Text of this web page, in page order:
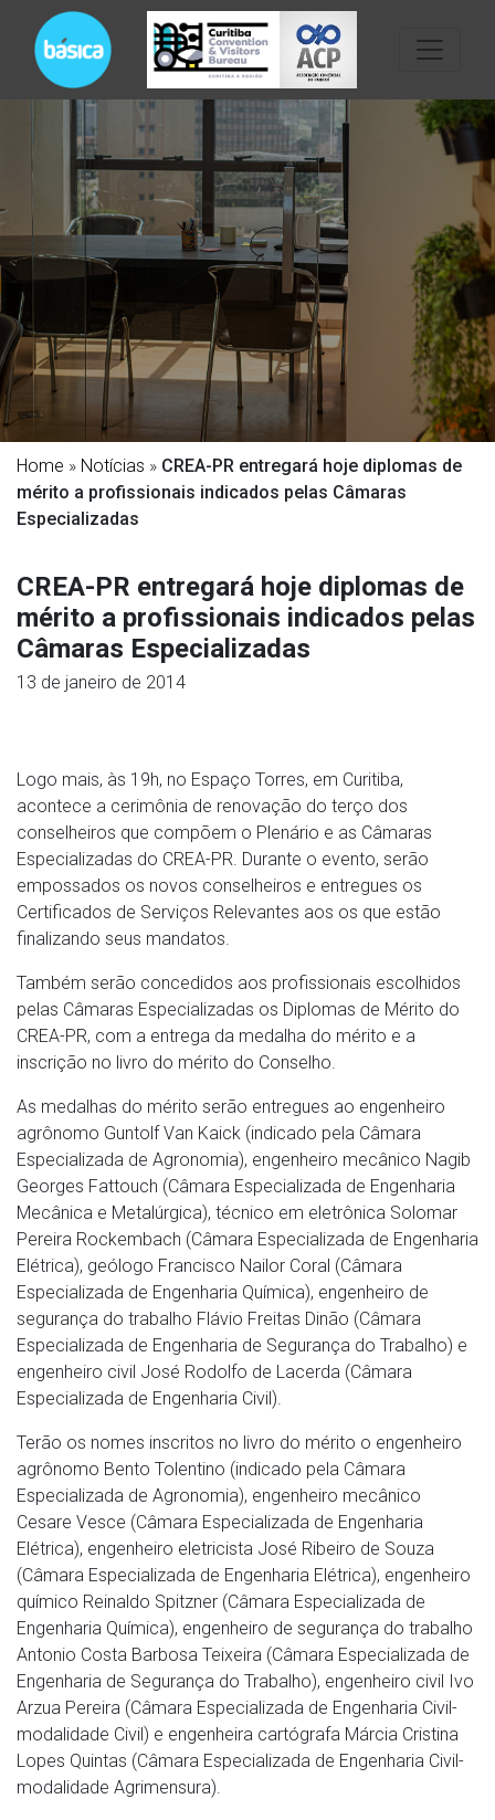
Home » Notícias » CREA-PR entregará hoje diplomas de
mérito a profissionais indicados pelas Câmaras
Especializadas
CREA-PR entregará hoje diplomas de
mérito a profissionais indicados pelas
Câmaras Especializadas
13 de janeiro de 2014
Logo mais, às 19h, no Espaço Torres, em Curitiba,
acontece a cerimônia de renovação do terço dos
conselheiros que compõem o Plenário e as Câmaras
Especializadas do CREA-PR. Durante o evento, serão
empossados os novos conselheiros e entregues os
Certificados de Serviços Relevantes aos os que estão
finalizando seus mandatos.
Também serão concedidos aos profissionais escolhidos
pelas Câmaras Especializadas os Diplomas de Mérito do
CREA-PR, com a entrega da medalha do mérito e a
inscrição no livro do mérito do Conselho.
As medalhas do mérito serão entregues ao engenheiro
agrônomo Guntolf Van Kaick (indicado pela Câmara
Especializada de Agronomia), engenheiro mecânico Nagib
Georges Fattouch (Câmara Especializada de Engenharia
Mecânica e Metalúrgica), técnico em eletrônica Solomar
Pereira Rockembach (Câmara Especializada de Engenharia
Elétrica), geólogo Francisco Nailor Coral (Câmara
Especializada de Engenharia Química), engenheiro de
segurança do trabalho Flávio Freitas Dinão (Câmara
Especializada de Engenharia de Segurança do Trabalho) e
engenheiro civil José Rodolfo de Lacerda (Câmara
Especializada de Engenharia Civil).
Terão os nomes inscritos no livro do mérito o engenheiro
agrônomo Bento Tolentino (indicado pela Câmara
Especializada de Agronomia), engenheiro mecânico
Cesare Vesce (Câmara Especializada de Engenharia
Elétrica), engenheiro eletricista José Ribeiro de Souza
(Câmara Especializada de Engenharia Elétrica), engenheiro
químico Reinaldo Spitzner (Câmara Especializada de
Engenharia Química), engenheiro de segurança do trabalho
Antonio Costa Barbosa Teixeira (Câmara Especializada de
Engenharia de Segurança do Trabalho), engenheiro civil Ivo
Arzua Pereira (Câmara Especializada de Engenharia Civil-
modalidade Civil) e engenheira cartógrafa Márcia Cristina
Lopes Quintas (Câmara Especializada de Engenharia Civil-
modalidade Agrimensura).